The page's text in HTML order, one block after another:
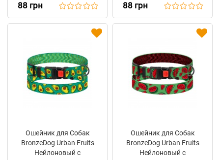
Поп Арт
88 грн
Пузыри
88 грн
Ошейник для Собак
BronzeDog Urban Fruits
Нейлоновый с
Ошейник для Собак
BronzeDog Urban Fruits
Нейлоновый с